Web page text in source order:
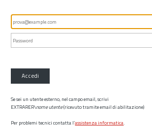
Accedi
Se sei un utente esterno, nel campo email, scrivi
EXTRARER\nome utente(ricevuto tramite email di abilitazione)
Per problemi tecnici contatta l’assistenza informatica.